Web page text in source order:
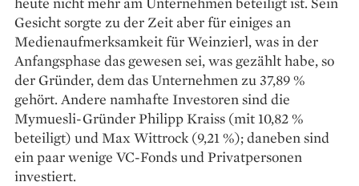
­Gesicht sorgte zu der Zeit aber für einiges an
Medienaufmerksamkeit für Weinzierl, was in der
Anfangsphase das gewesen sei, was gezählt habe, so
der Gründer, dem das Unternehmen zu 37,89 %
gehört. Andere namhafte Investoren sind die
Mymuesli-Gründer Philipp Kraiss (mit 10,82 %
beteiligt) und Max Witt­rock (9,21 %); daneben sind
ein paar wenige VC-Fonds und Privatpersonen
investiert.